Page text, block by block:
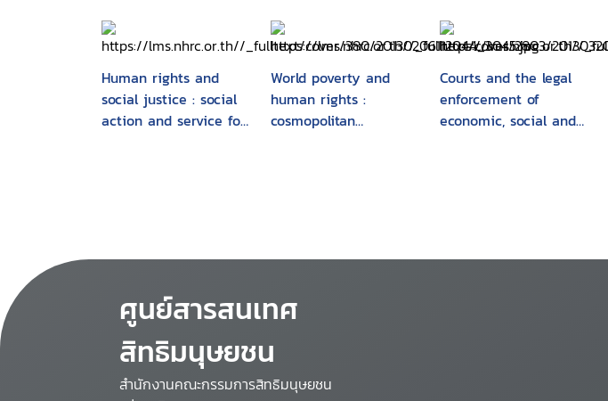
Human rights and
social justice : social
action and service for
World poverty and
human rights :
cosmopolitan
Courts and the legal
enforcement of
economic, social and
ศูนย์สารสนเทศ
สิทธิมนุษยชน
สำนักงานคณะกรรมการสิทธิมนุษยชน